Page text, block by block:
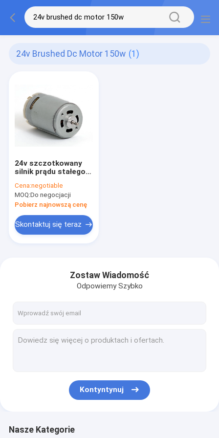
24v Brushed Dc Motor 150w (1)
24v szczotkowany
silnik prądu stałego
15w 30w 50w 100w
150w
Cena:negotiable
MOQ:Do negocjacji
Pobierz najnowszą cenę
Skontaktuj się teraz
Zostaw Wiadomość
Odpowiemy Szybko
Kontyntynuj
Nasze Kategorie